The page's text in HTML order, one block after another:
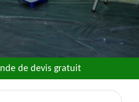
de devis gratuit